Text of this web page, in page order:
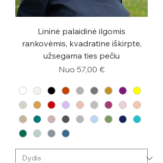
Lininė palaidinė ilgomis
rankovėmis, kvadratine iškirpte,
užsegama ties pečiu
Nuo 57,00 €
Pardavimo kaina